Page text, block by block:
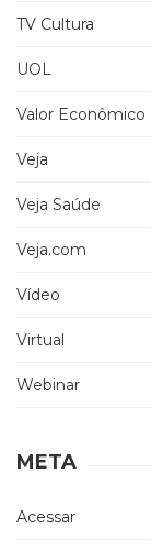
TV Cultura
UOL
Valor Econômico
Veja
Veja Saúde
Veja.com
Vídeo
Virtual
Webinar
META
Acessar